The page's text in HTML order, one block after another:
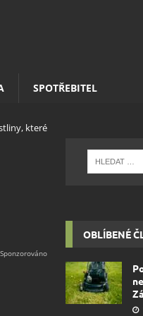
SPOTŘEBITEL
které
OBLÍBENÉ